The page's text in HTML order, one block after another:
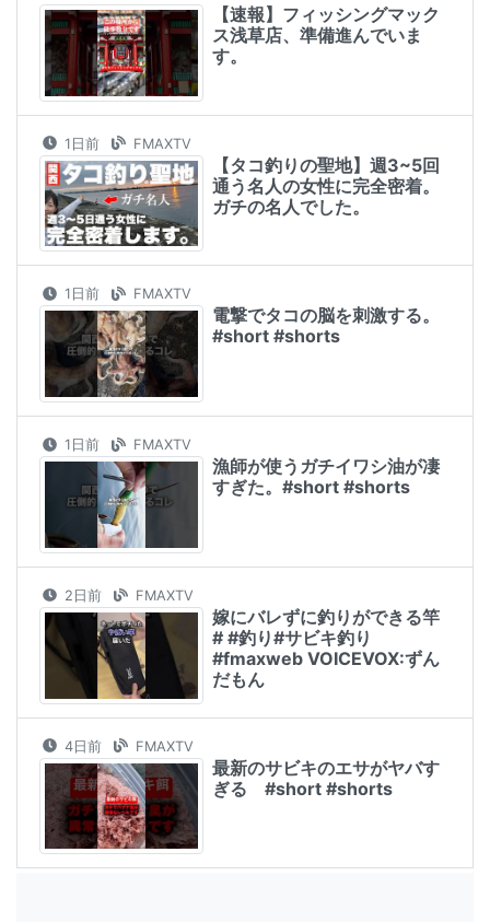
【速報】フィッシングマック
ス浅草店、準備進んでいま
す。
1日前 FMAXTV
【タコ釣りの聖地】週3~5回
通う名人の女性に完全密着。
ガチの名人でした。
1日前 FMAXTV
電撃でタコの脳を刺激する。
#short #shorts
1日前 FMAXTV
漁師が使うガチイワシ油が凄
すぎた。#short #shorts
2日前 FMAXTV
嫁にバレずに釣りができる竿
# #釣り#サビキ釣り
#fmaxweb VOICEVOX:ずん
だもん
4日前 FMAXTV
最新のサビキのエサがヤバす
ぎる #short #shorts